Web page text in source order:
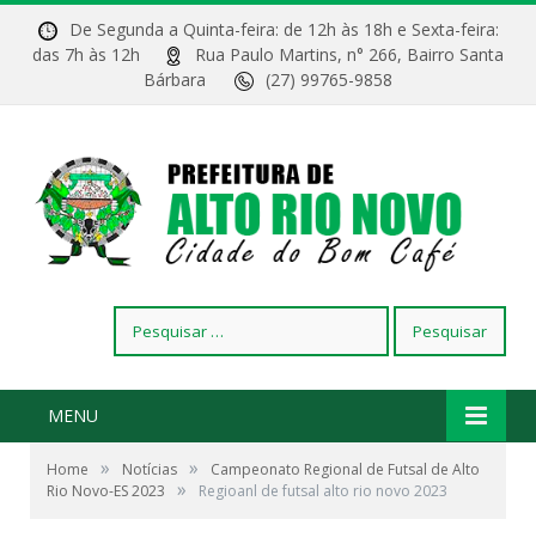
De Segunda a Quinta-feira: de 12h às 18h e Sexta-feira:
das 7h às 12h
Rua Paulo Martins, n° 266, Bairro Santa
Bárbara
(27) 99765-9858
por:
MENU
Home » Notícias »
Campeonato Regional de Futsal de Alto
Rio Novo-ES 2023
» Regioanl de futsal alto rio novo 2023